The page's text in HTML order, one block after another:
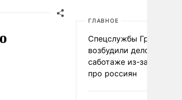
ГЛАВНОЕ
Спецслужбы Грузии
возбудили дело о
саботаже из-за фейков
про россиян